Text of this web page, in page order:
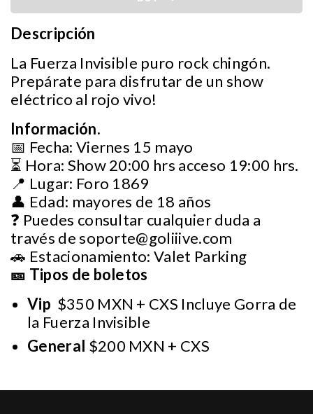
Descripción
La Fuerza Invisible puro rock chingón.
Prepárate para disfrutar de un show
eléctrico al rojo vivo!
Información.
📅 Fecha: Viernes 15 mayo
⏳ Hora: Show 20:00 hrs acceso 19:00 hrs.
📍 Lugar: Foro 1869
👤 Edad: mayores de 18 años
❓ Puedes consultar cualquier duda a
través desoporte@goliiive.com
🚗 Estacionamiento: Valet Parking
🎫 Tipos de boletos
Vip $350 MXN + CXS Incluye Gorra de
la Fuerza Invisible
General $200 MXN + CXS